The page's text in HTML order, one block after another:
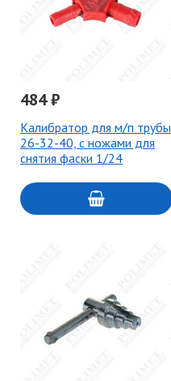
484 ₽
Калибратор для м/п трубы
26-32-40, с ножами для
снятия фаски 1/24